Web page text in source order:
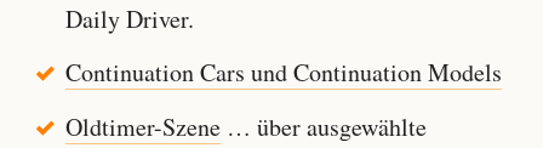
Daily Driver.
Continuation Cars und Continuation Models
Oldtimer-Szene… über ausgewählte